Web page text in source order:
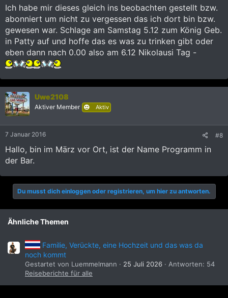
Ich habe mir dieses gleich ins beobachten gestellt bzw.
abonniert um nicht zu vergessen das ich dort bin bzw.
gewesen war. Schlage am Samstag 5.12 zum König Geb.
in Patty auf und hoffe das es was zu trinken gibt oder
eben dann nach 0.00 also am 6.12 Nikolausi Tag -
Uwe2108
Aktiver Member Aktiv
7 Januar 2016 #8
Hallo, bin im März vor Ort, ist der Name Programm in
der Bar.
Du musst dich einloggen oder registrieren, um hier zu antworten.
Ähnliche Themen
Familie, Verückte, eine Hochzeit und das was da
noch kommt
Gestartet von Luemmelmann 25 Juli 2026
Antworten: 54
Reiseberichte für alle